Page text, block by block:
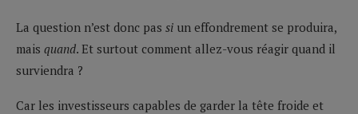
La question n’est donc pas si un effondrement se produira,
mais quand. Et surtout comment allez-vous réagir quand il
surviendra ?
Car les investisseurs capables de garder la tête froide et